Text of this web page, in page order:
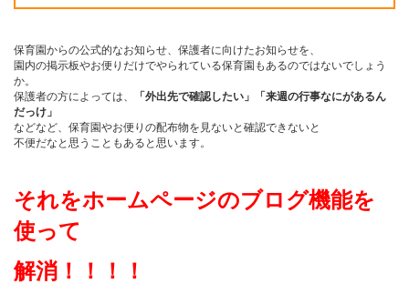
保育園からの公式的なお知らせ、保護者に向けたお知らせを、
園内の掲示板やお便りだけでやられている保育園もあるのではないでしょう
か。
保護者の方によっては、
「外出先で確認したい」「来週の行事なにがあるん
だっけ」
などなど、保育園やお便りの配布物を見ないと確認できないと
不便だなと思うこともあると思います。
それをホームページのブログ機能を
使って
解消！！！！